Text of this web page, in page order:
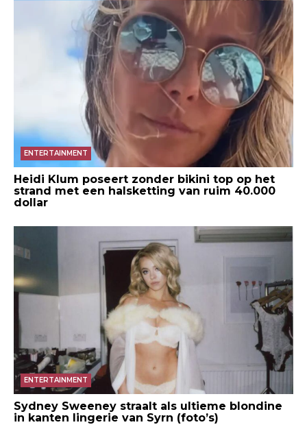
ENTERTAINMENT
Heidi Klum poseert zonder bikini top op het
strand met een halsketting van ruim 40.000
dollar
ENTERTAINMENT
Sydney Sweeney straalt als ultieme blondine
in kanten lingerie van Syrn (foto’s)